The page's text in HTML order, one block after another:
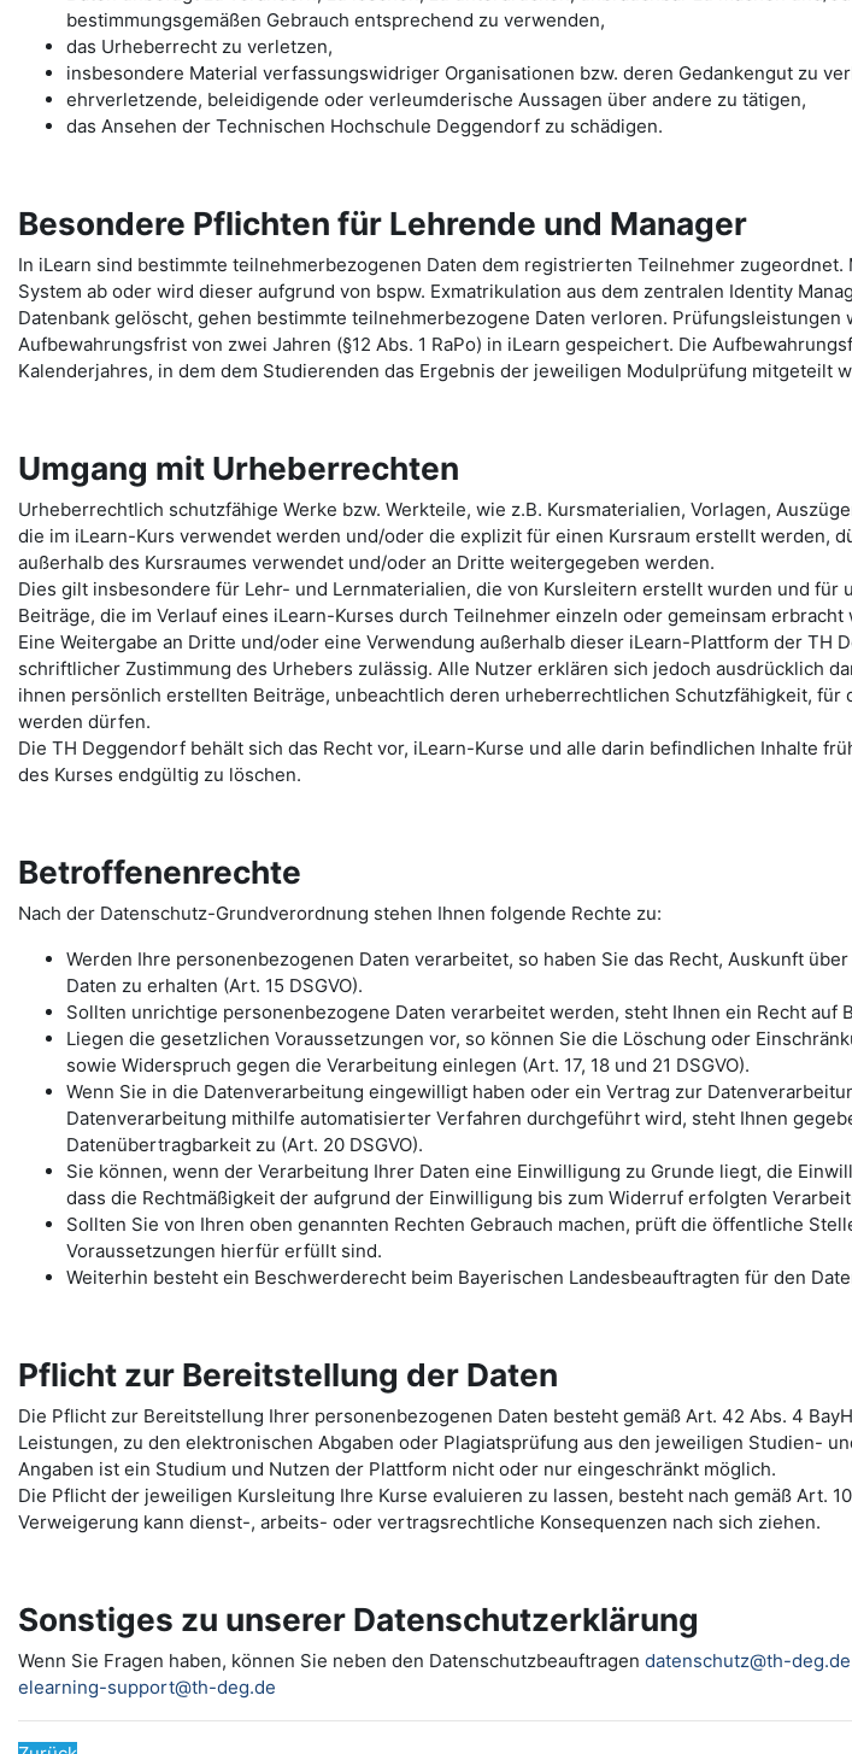
bestimmungsgemäßen Gebrauch entsprechend zu verwenden,
das Urheberrecht zu verletzen,
insbesondere Material verfassungswidriger Organisationen bzw. deren Gedankengut zu
ehrverletzende, beleidigende oder verleumderische Aussagen über andere zu tätigen,
das Ansehen der Technischen Hochschule Deggendorf zu schädigen.
Besondere Pflichten für Lehrende und Manager
In iLearn sind bestimmte teilnehmerbezogenen Daten dem registrierten Teilnehmer zugeordnet.
System ab oder wird dieser aufgrund von bspw. Exmatrikulation aus dem zentralen Identity
Datenbank gelöscht, gehen bestimmte teilnehmerbezogene Daten verloren. Prüfungsleistungen
Aufbewahrungsfrist von zwei Jahren (§12 Abs. 1 RaPo) in iLearn gespeichert. Die
Kalenderjahres, in dem dem Studierenden das Ergebnis der jeweiligen Modulprüfung mitgeteilt
Umgang mit Urheberrechten
Urheberrechtlich schutzfähige Werke bzw. Werkteile, wie z.B. Kursmaterialien, Vorlagen,
die im iLearn-Kurs verwendet werden und/oder die explizit für einen Kursraum erstellt werden,
außerhalb des Kursraumes verwendet und/oder an Dritte weitergegeben werden.
Dies gilt insbesondere für Lehr- und Lernmaterialien, die von Kursleitern erstellt wurden und für
Beiträge, die im Verlauf eines iLearn-Kurses durch Teilnehmer einzeln oder gemeinsam erbracht
Eine Weitergabe an Dritte und/oder eine Verwendung außerhalb dieser iLearn-Plattform der TH
schriftlicher Zustimmung des Urhebers zulässig. Alle Nutzer erklären sich jedoch ausdrücklich
ihnen persönlich erstellten Beiträge, unbeachtlich deren urheberrechtlichen Schutzfähigkeit, für
werden dürfen.
Die TH Deggendorf behält sich das Recht vor, iLearn-Kurse und alle darin befindlichen Inhalte
des Kurses endgültig zu löschen.
Betroffenenrechte
Nach der Datenschutz-Grundverordnung stehen Ihnen folgende Rechte zu:
Werden Ihre personenbezogenen Daten verarbeitet, so haben Sie das Recht, Auskunft
Daten zu erhalten (Art. 15 DSGVO).
Sollten unrichtige personenbezogene Daten verarbeitet werden, steht Ihnen ein Recht auf
Liegen die gesetzlichen Voraussetzungen vor, so können Sie die Löschung oder
sowie Widerspruch gegen die Verarbeitung einlegen (Art. 17, 18 und 21 DSGVO).
Wenn Sie in die Datenverarbeitung eingewilligt haben oder ein Vertrag zur
Datenverarbeitung mithilfe automatisierter Verfahren durchgeführt wird, steht Ihnen
Datenübertragbarkeit zu (Art. 20 DSGVO).
Sie können, wenn der Verarbeitung Ihrer Daten eine Einwilligung zu Grunde liegt, die
dass die Rechtmäßigkeit der aufgrund der Einwilligung bis zum Widerruf erfolgten
Sollten Sie von Ihren oben genannten Rechten Gebrauch machen, prüft die öffentliche
Voraussetzungen hierfür erfüllt sind.
Weiterhin besteht ein Beschwerderecht beim Bayerischen Landesbeauftragten für den
Pflicht zur Bereitstellung der Daten
Die Pflicht zur Bereitstellung Ihrer personenbezogenen Daten besteht gemäß Art. 42 Abs. 4
Leistungen, zu den elektronischen Abgaben oder Plagiatsprüfung aus den jeweiligen Studien-
Angaben ist ein Studium und Nutzen der Plattform nicht oder nur eingeschränkt möglich.
Die Pflicht der jeweiligen Kursleitung Ihre Kurse evaluieren zu lassen, besteht nach gemäß Art. 10
Verweigerung kann dienst-, arbeits- oder vertragsrechtliche Konsequenzen nach sich ziehen.
Sonstiges zu unserer Datenschutzerklärung
Wenn Sie Fragen haben, können Sie neben den Datenschutzbeauftragen datenschutz@th-deg.de
elearning-support@th-deg.de